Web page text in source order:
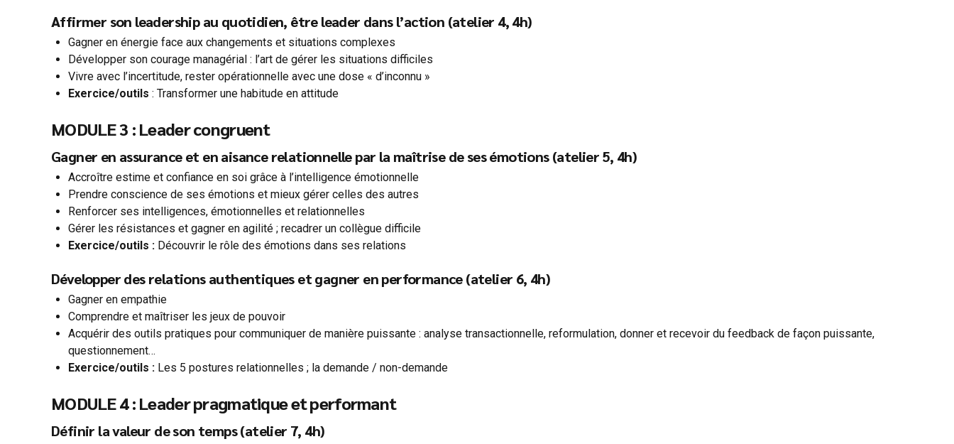
Affirmer son leadership au quotidien, être leader dans l’action (atelier 4, 4h)
Gagner en énergie face aux changements et situations complexes
Développer son courage managérial : l’art de gérer les situations difficiles
Vivre avec l’incertitude, rester opérationnelle avec une dose « d’inconnu »
Exercice/outils : Transformer une habitude en attitude
MODULE 3 : Leader congruent
Gagner en assurance et en aisance relationnelle par la maîtrise de ses émotions (atelier 5, 4h)
Accroître estime et confiance en soi grâce à l’intelligence émotionnelle
Prendre conscience de ses émotions et mieux gérer celles des autres
Renforcer ses intelligences, émotionnelles et relationnelles
Gérer les résistances et gagner en agilité ; recadrer un collègue difficile
Exercice/outils : Découvrir le rôle des émotions dans ses relations
Développer des relations authentiques et gagner en performance (atelier 6, 4h)
Gagner en empathie
Comprendre et maîtriser les jeux de pouvoir
Acquérir des outils pratiques pour communiquer de manière puissante : analyse transactionnelle, reformulation, donner et recevoir du feedback de façon puissante,
questionnement…
Exercice/outils : Les 5 postures relationnelles ; la demande / non-demande
MODULE 4 : Leader pragmatique et performant
Définir la valeur de son temps (atelier 7, 4h)